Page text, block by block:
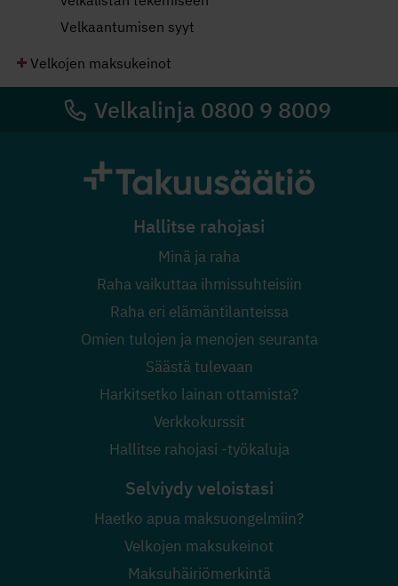
Velkaantumisen syyt
Velkojen maksukeinot
Velkalinja 0800 9 8009
Hallitse rahojasi
Minä ja raha
Raha vaikuttaa ihmissuhteisiin
Raha eri elämäntilanteissa
Omien tulojen ja menojen seuranta
Säästä tulevaan
Harkitsetko lainan ottamista?
Verkkokurssit
Hallitse rahojasi -työkaluja
Selviydy veloistasi
Haetko apua maksuongelmiin?
Velkojen maksukeinot
Maksuhäiriömerkintä